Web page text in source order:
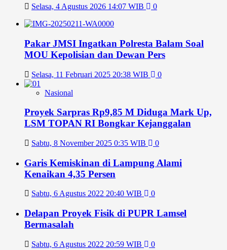
Selasa, 4 Agustus 2026 14:07 WIB 0
Pakar JMSI Ingatkan Polresta Balam Soal
MOU Kepolisian dan Dewan Pers
Selasa, 11 Februari 2025 20:38 WIB 0
Nasional
Proyek Sarpras Rp9,85 M Diduga Mark Up,
LSM TOPAN RI Bongkar Kejanggalan
Sabtu, 8 November 2025 0:35 WIB 0
Garis Kemiskinan di Lampung Alami
Kenaikan 4,35 Persen
Sabtu, 6 Agustus 2022 20:40 WIB 0
Delapan Proyek Fisik di PUPR Lamsel
Bermasalah
Sabtu, 6 Agustus 2022 20:59 WIB 0